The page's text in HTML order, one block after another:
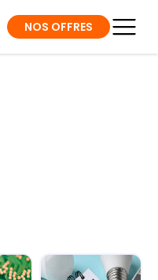
NOS OFFRES